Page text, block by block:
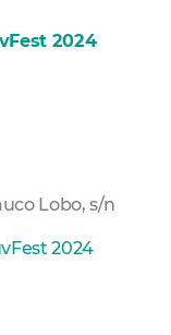
2024
Lobo, s/n
2024